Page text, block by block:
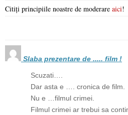
Citiți principiile noastre de moderare aici!
Slaba prezentare de ..... film !
Scuzati….
Dar asta e …. cronica de film.
Nu e …filmul crimei.
Filmul crimei ar trebui sa